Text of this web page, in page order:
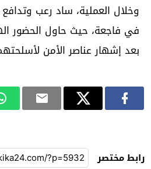
وخلال العملية، ساد رعب
في فاجعة، حيث حاول الحضور
بعد إشهار عناصر الأمن
رابط مختصر